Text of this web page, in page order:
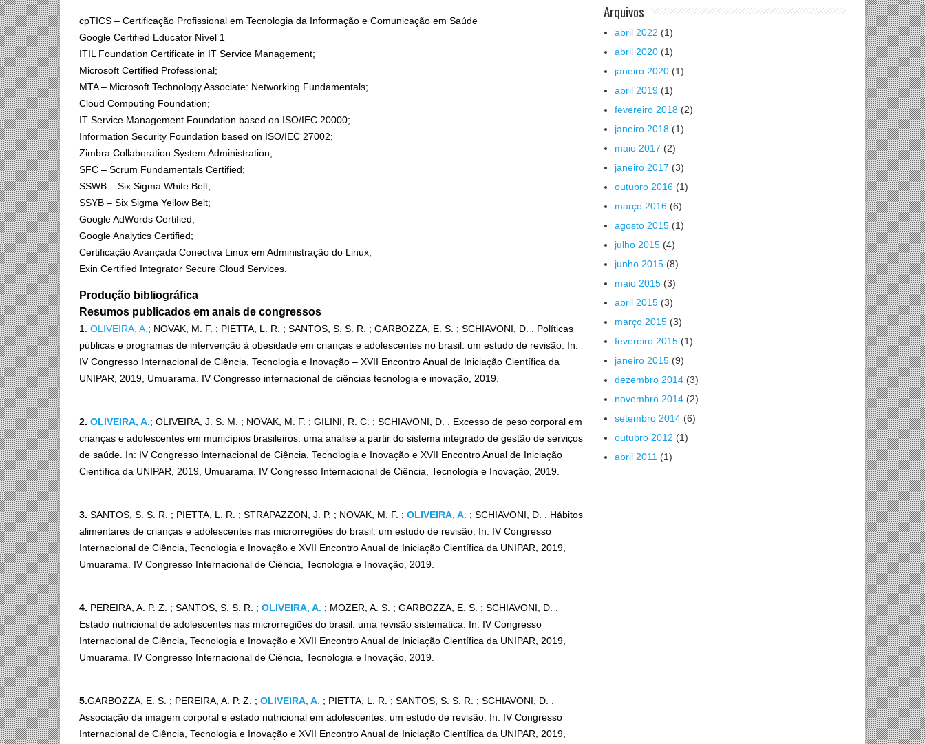
cpTICS – Certificação Profissional em Tecnologia da Informação e Comunicação em Saúde
Google Certified Educator Nível 1
ITIL Foundation Certificate in IT Service Management;
Microsoft Certified Professional;
MTA – Microsoft Technology Associate: Networking Fundamentals;
Cloud Computing Foundation;
IT Service Management Foundation based on ISO/IEC 20000;
Information Security Foundation based on ISO/IEC 27002;
Zimbra Collaboration System Administration;
SFC – Scrum Fundamentals Certified;
SSWB – Six Sigma White Belt;
SSYB – Six Sigma Yellow Belt;
Google AdWords Certified;
Google Analytics Certified;
Certificação Avançada Conectiva Linux em Administração do Linux;
Exin Certified Integrator Secure Cloud Services.
Produção bibliográfica
Resumos publicados em anais de congressos
1. OLIVEIRA, A. ; NOVAK, M. F. ; PIETTA, L. R. ; SANTOS, S. S. R. ; GARBOZZA, E. S. ; SCHIAVONI, D. . Políticas
públicas e programas de intervenção à obesidade em crianças e adolescentes no brasil: um estudo de revisão. In:
IV Congresso Internacional de Ciência, Tecnologia e Inovação – XVII Encontro Anual de Iniciação Científica da
UNIPAR, 2019, Umuarama. IV Congresso internacional de ciências tecnologia e inovação, 2019.
2. OLIVEIRA, A.; OLIVEIRA, J. S. M. ; NOVAK, M. F. ; GILINI, R. C. ; SCHIAVONI, D. . Excesso de peso corporal em
crianças e adolescentes em municípios brasileiros: uma análise a partir do sistema integrado de gestão de serviços
de saúde. In: IV Congresso Internacional de Ciência, Tecnologia e Inovação e XVII Encontro Anual de Iniciação
Científica da UNIPAR, 2019, Umuarama. IV Congresso Internacional de Ciência, Tecnologia e Inovação, 2019.
3. SANTOS, S. S. R. ; PIETTA, L. R. ; STRAPAZZON, J. P. ; NOVAK, M. F. ; OLIVEIRA, A. ; SCHIAVONI, D. . Hábitos
alimentares de crianças e adolescentes nas microrregiões do brasil: um estudo de revisão. In: IV Congresso
Internacional de Ciência, Tecnologia e Inovação e XVII Encontro Anual de Iniciação Científica da UNIPAR, 2019,
Umuarama. IV Congresso Internacional de Ciência, Tecnologia e Inovação, 2019.
4. PEREIRA, A. P. Z. ; SANTOS, S. S. R. ; OLIVEIRA, A. ; MOZER, A. S. ; GARBOZZA, E. S. ; SCHIAVONI, D. .
Estado nutricional de adolescentes nas microrregiões do brasil: uma revisão sistemática. In: IV Congresso
Internacional de Ciência, Tecnologia e Inovação e XVII Encontro Anual de Iniciação Científica da UNIPAR, 2019,
Umuarama. IV Congresso Internacional de Ciência, Tecnologia e Inovação, 2019.
5.GARBOZZA, E. S. ; PEREIRA, A. P. Z. ; OLIVEIRA, A. ; PIETTA, L. R. ; SANTOS, S. S. R. ; SCHIAVONI, D. .
Associação da imagem corporal e estado nutricional em adolescentes: um estudo de revisão. In: IV Congresso
Internacional de Ciência, Tecnologia e Inovação e XVII Encontro Anual de Iniciação Científica da UNIPAR, 2019,
Arquivos
abril 2022 (1)
abril 2020 (1)
janeiro 2020 (1)
abril 2019 (1)
fevereiro 2018 (2)
janeiro 2018 (1)
maio 2017 (2)
janeiro 2017 (3)
outubro 2016 (1)
março 2016 (6)
agosto 2015 (1)
julho 2015 (4)
junho 2015 (8)
maio 2015 (3)
abril 2015 (3)
março 2015 (3)
fevereiro 2015 (1)
janeiro 2015 (9)
dezembro 2014 (3)
novembro 2014 (2)
setembro 2014 (6)
outubro 2012 (1)
abril 2011 (1)